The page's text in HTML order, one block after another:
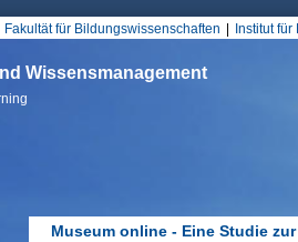
Fakultät für Bildungswissenschaften Institut
Wissensmanagement
Museum online - Eine Studie